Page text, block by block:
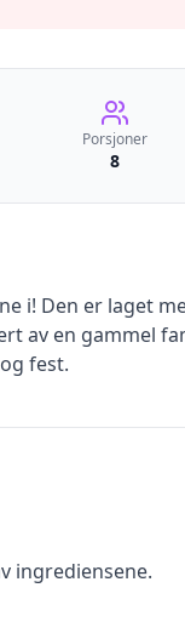
Porsjoner
8
i! Den er laget
av en gammel
fest.
ingrediensene.